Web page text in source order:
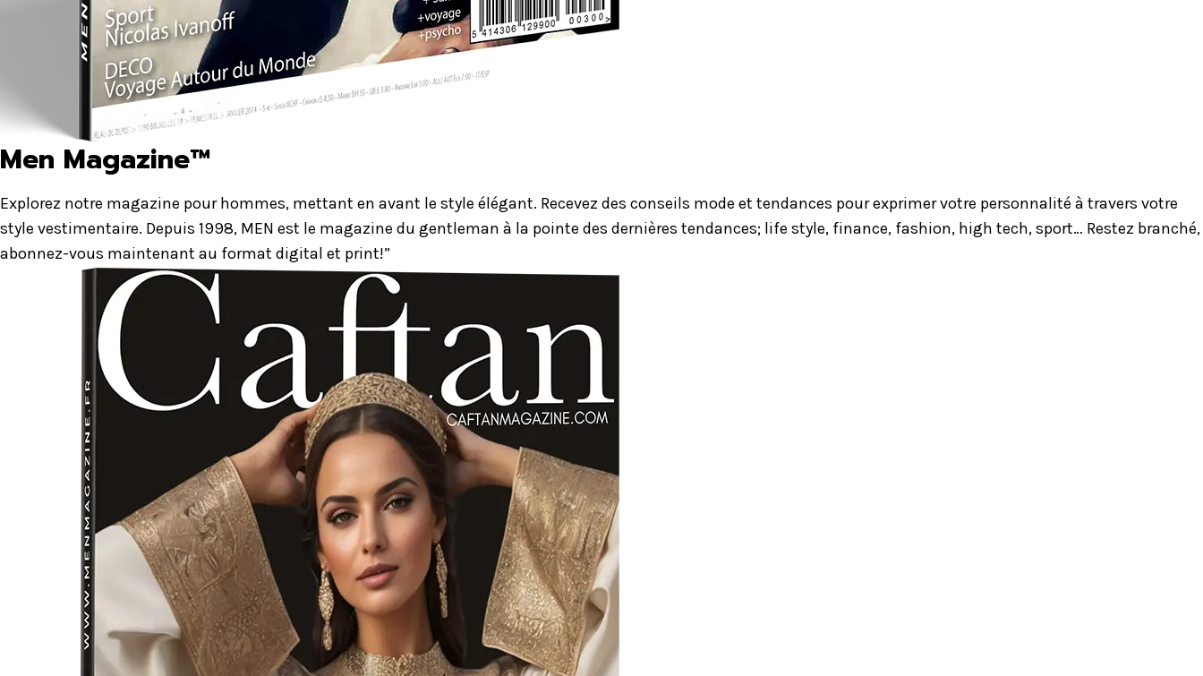
Men Magazine™
Explorez notre magazine pour hommes, mettant en avant le style élégant. Recevez des conseils mode et tendances pour exprimer votre personnalité à travers votre
style vestimentaire. Depuis 1998, MEN est le magazine du gentleman à la pointe des dernières tendances; life style, finance, fashion, high tech, sport… Restez branché,
abonnez-vous maintenant au format digital et print!”